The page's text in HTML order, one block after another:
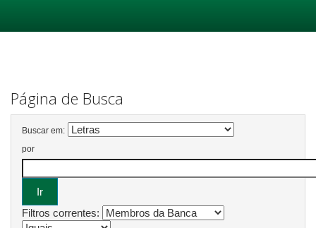
Página de Busca
Buscar em:
por
Filtros correntes: